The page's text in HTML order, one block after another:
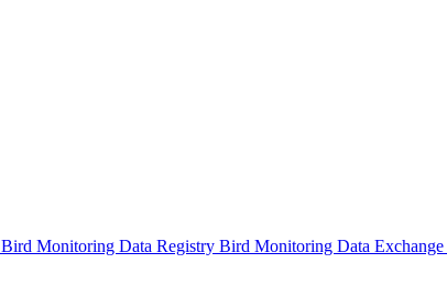
Bird Monitoring Data Registry Bird Monitoring Data Exchange